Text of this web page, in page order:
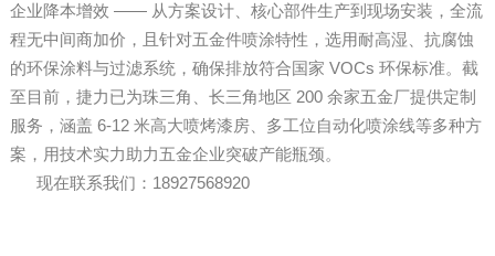
企业降本增效 —— 从方案设计、核心部件生产到现场安装，全流
程无中间商加价，且针对五金件喷涂特性，选用耐高湿、抗腐蚀
的环保涂料与过滤系统，确保排放符合国家 VOCs 环保标准。截
至目前，捷力已为珠三角、长三角地区 200 余家五金厂提供定制
服务，涵盖 6-12 米高大喷烤漆房、多工位自动化喷涂线等多种方
案，用技术实力助力五金企业突破产能瓶颈。
现在联系我们：18927568920